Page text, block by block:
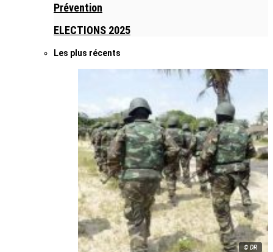
Prévention
ELECTIONS 2025
Les plus récents
© DR